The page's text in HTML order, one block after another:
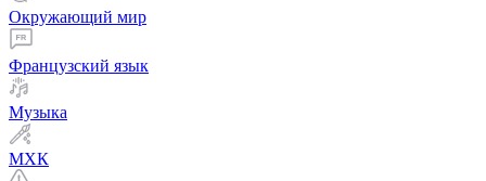
Окружающий мир
Французский язык
Музыка
МХК